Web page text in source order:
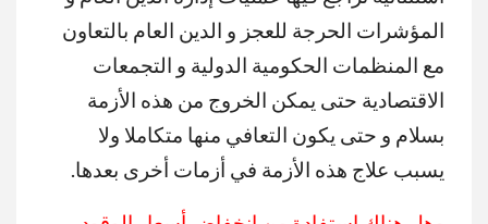
المؤشرات الحرجة للعجز و الدين العام بالتعاون
مع المنظمات الحكومية الدولية و التجمعات
الاقتصادية حتى يمكن الخروج من هذه الأزمة
بسلام و حتى يكون التعافي منها متكاملا ولا
يسبب علاج هذه الأزمة في أزمات أخرى بعدها.